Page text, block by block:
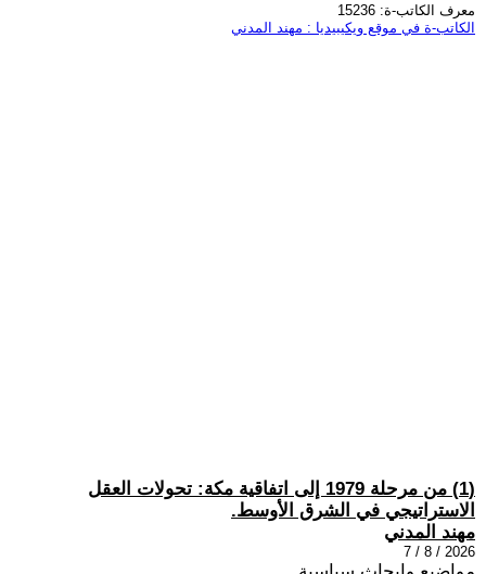
معرف الكاتب-ة: 15236
الكاتب-ة في موقع ويكيبيديا : مهند المدني
(1) من مرحلة 1979 إلى اتفاقية مكة: تحولات العقل
الاستراتيجي في الشرق الأوسط.
مهند المدني
2026 / 8 / 7